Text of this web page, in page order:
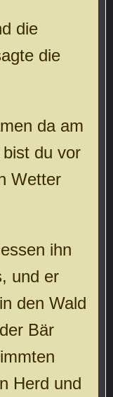
die
die
da am
du vor
Wetter
ihn
und er
den Wald
Bär
Herd und